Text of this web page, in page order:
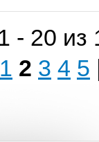
- 20 из
1 2 3 4 5